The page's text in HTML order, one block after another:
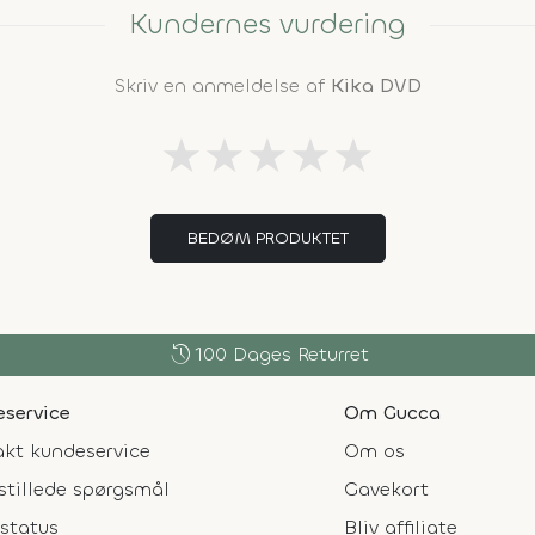
Kundernes vurdering
Skriv en anmeldelse af Kika DVD
★★★★★
BEDØM PRODUKTET
history 100 Dages Returret
kundeservice
spørgsmål
Om Gucca
Om os
Gavekort
Bliv affiliate